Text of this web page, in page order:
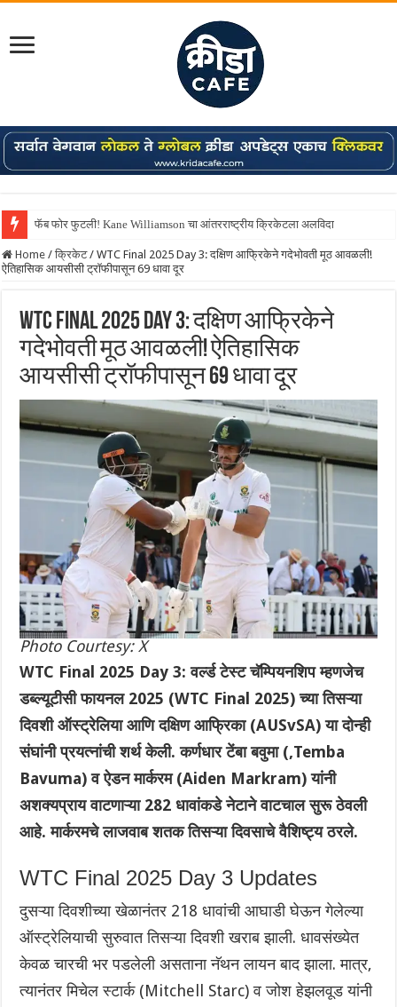
फॅब फोर फुटली! Kane Williamson चा आंतरराष्ट्रीय क्रिकेटला अलविदा
Home / क्रिकेट / WTC Final 2025 Day 3: दक्षिण आफ्रिकेने गदेभोवती मूठ आवळली!
ऐतिहासिक आयसीसी ट्रॉफीपासून 69 धावा दूर
WTC Final 2025 Day 3: दक्षिण आफ्रिकेने
गदेभोवती मूठ आवळली! ऐतिहासिक
आयसीसी ट्रॉफीपासून 69 धावा दूर
Photo Courtesy: X
WTC Final 2025 Day 3: वर्ल्ड टेस्ट चॅम्पियनशिप म्हणजेच
डब्ल्यूटीसी फायनल 2025 (WTC Final 2025) च्या तिसऱ्या
दिवशी ऑस्ट्रेलिया आणि दक्षिण आफ्रिका (AUSvSA) या दोन्ही
संघांनी प्रयत्नांची शर्थ केली. कर्णधार टेंबा बवुमा (,Temba
Bavuma) व ऐडन मार्करम (Aiden Markram) यांनी
अशक्यप्राय वाटणाऱ्या 282 धावांकडे नेटाने वाटचाल सुरू ठेवली
आहे. मार्करमचे लाजवाब शतक तिसऱ्या दिवसाचे वैशिष्ट्य ठरले.
WTC Final 2025 Day 3 Updates
दुसऱ्या दिवशीच्या खेळानंतर 218 धावांची आघाडी घेऊन गेलेल्या
ऑस्ट्रेलियाची सुरुवात तिसऱ्या दिवशी खराब झाली. धावसंख्येत
केवळ चारची भर पडलेली असताना नॅथन लायन बाद झाला. मात्र,
त्यानंतर मिचेल स्टार्क (Mitchell Starc) व जोश हेझलवूड यांनी